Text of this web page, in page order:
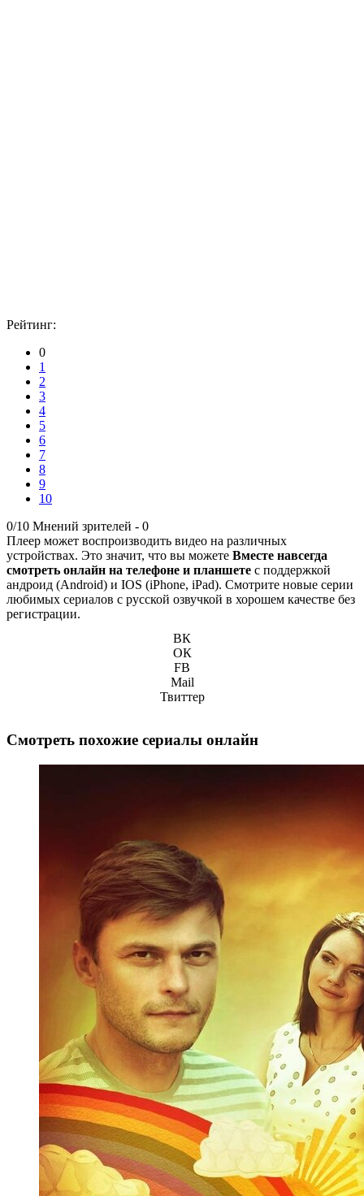
Рейтинг:
0
1
2
3
4
5
6
7
8
9
10
0/10 Мнений зрителей - 0
Плеер может воспроизводить видео на различных
устройствах. Это значит, что вы можете Вместе навсегда
смотреть онлайн на телефоне и планшете с поддержкой
андроид (Android) и IOS (iPhone, iPad). Смотрите новые серии
любимых сериалов с русской озвучкой в хорошем качестве без
регистрации.
ВК
ОК
FB
Mail
Твиттер
Смотреть похожие сериалы онлайн